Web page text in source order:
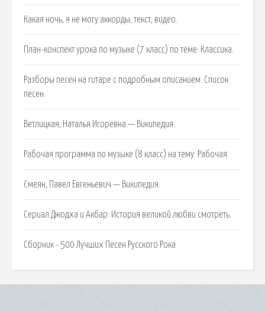
Какая ночь, я не могу аккорды, текст, видео.
План-конспект урока по музыке (7 класс) по теме: Классика.
Разборы песен на гитаре с подробным описанием. Список
песен.
Ветлицкая, Наталья Игоревна — Википедия.
Рабочая программа по музыке (8 класс) на тему: Рабочая.
Смеян, Павел Евгеньевич — Википедия.
Сериал Джодха и Акбар: История великой любви смотреть.
Сборник - 500 Лучших Песен Русского Рока